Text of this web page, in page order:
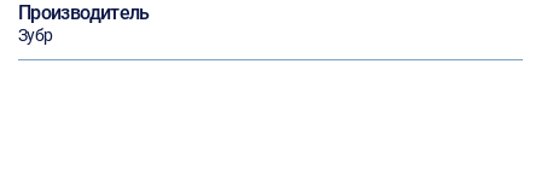
Производитель
Зубр